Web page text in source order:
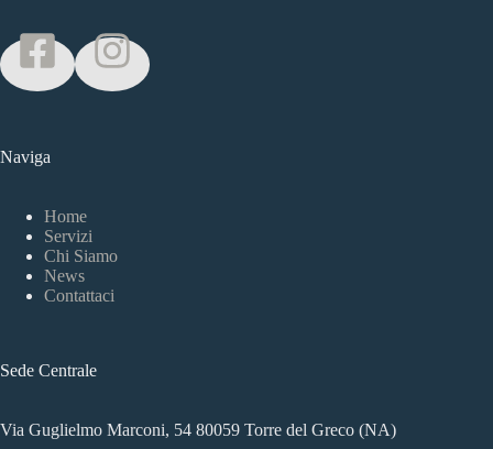
Naviga
Home
Servizi
Chi Siamo
News
Contattaci
Sede Centrale
Via Guglielmo Marconi, 54 80059 Torre del Greco (NA)